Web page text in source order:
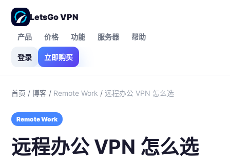
LetsGo VPN
产品 价格 功能 服务器 帮助
登录 立即购买
首页 /博客 / Remote Work /远程办公 VPN 怎么选
Remote Work
远程办公 VPN 怎么选